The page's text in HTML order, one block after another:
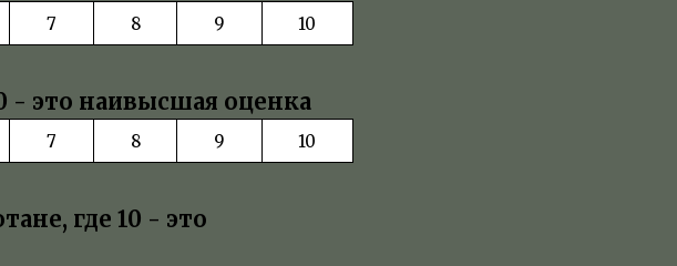
7 8 9 10
- это наивысшая оценка
7 8 9 10
где 10 - это